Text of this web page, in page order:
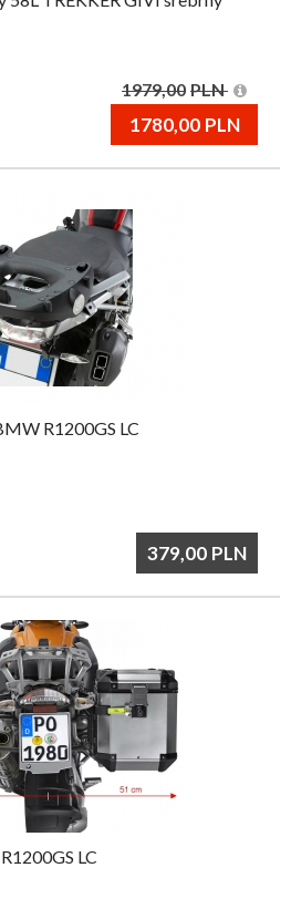
1979,00 PLN
1780,00 PLN
R1200GS LC
379,00 PLN
LC